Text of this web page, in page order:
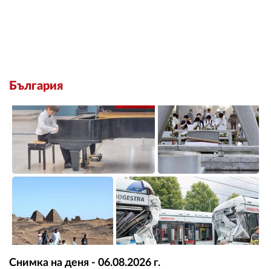
България
Снимка на деня - 06.08.2026 г.